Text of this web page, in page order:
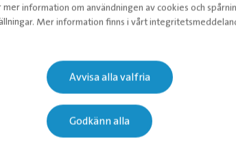
mer information om användningen av cookies och
Mer information finns i vårt
Avvisa alla valfria
Godkänn alla